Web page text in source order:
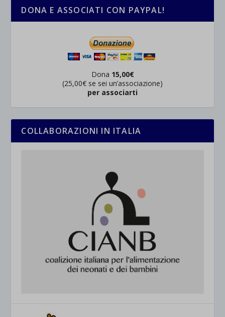
DONA E ASSOCIATI CON PAYPAL!
Dona 15,00€
(25,00€ se sei un’associazione)
per associarti
COLLABORAZIONI IN ITALIA